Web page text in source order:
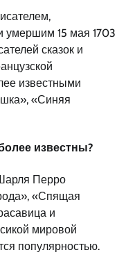
умершим 15 мая 1703
сказок и
известными
«Синяя
известны?
Перро
«Спящая
и
мировой
популярностью.